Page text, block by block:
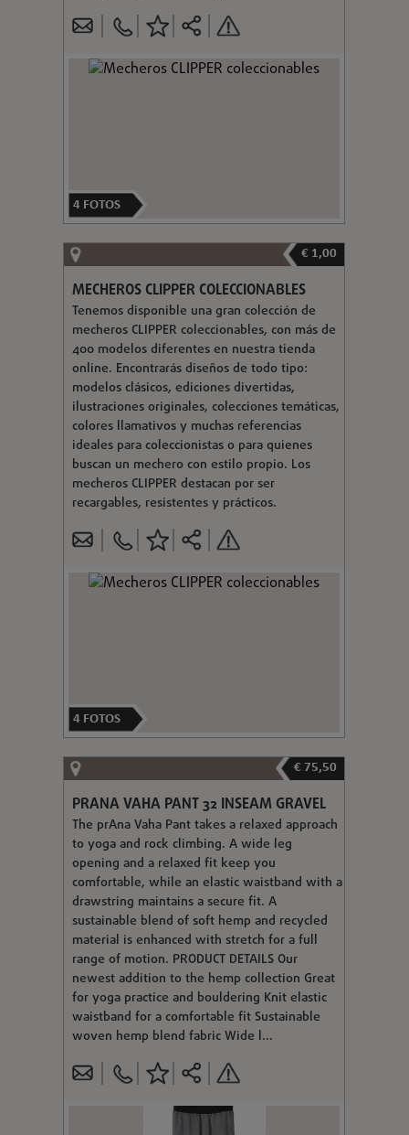
4 FOTOS
€ 1,00
MECHEROS CLIPPER COLECCIONABLES
Tenemos disponible una gran colección de
mecheros CLIPPER coleccionables, con más de
400 modelos diferentes en nuestra tienda
online. Encontrarás diseños de todo tipo:
modelos clásicos, ediciones divertidas,
ilustraciones originales, colecciones temáticas,
colores llamativos y muchas referencias
ideales para coleccionistas o para quienes
buscan un mechero con estilo propio. Los
mecheros CLIPPER destacan por ser
recargables, resistentes y prácticos.
4 FOTOS
€ 75,50
PRANA VAHA PANT 32 INSEAM GRAVEL
The prAna Vaha Pant takes a relaxed approach
to yoga and rock climbing. A wide leg
opening and a relaxed fit keep you
comfortable, while an elastic waistband with a
drawstring maintains a secure fit. A
sustainable blend of soft hemp and recycled
material is enhanced with stretch for a full
range of motion. PRODUCT DETAILS Our
newest addition to the hemp collection Great
for yoga practice and bouldering Knit elastic
waistband for a comfortable fit Sustainable
woven hemp blend fabric Wide l...